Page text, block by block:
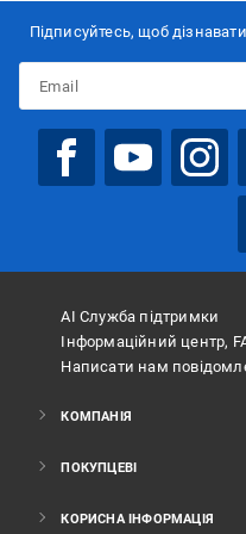
Підписуйтесь, щоб
АІ Служба підтримки
Інформаційний центр,
Написати нам
КОМПАНІЯ
ПОКУПЦЕВІ
КОРИСНА ІНФОРМАЦІЯ